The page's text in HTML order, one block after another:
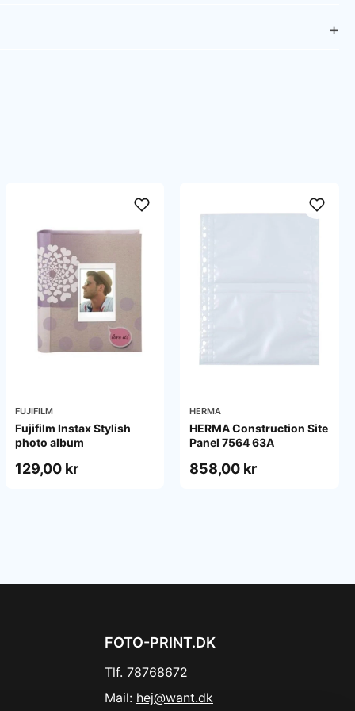
FUJIFILM
Fujifilm Instax Stylish
photo album
129,00 kr
HERMA
HERMA Construction Site
Panel 7564 63A
858,00 kr
FOTO-PRINT.DK
Tlf. 78768672
Mail: hej@want.dk